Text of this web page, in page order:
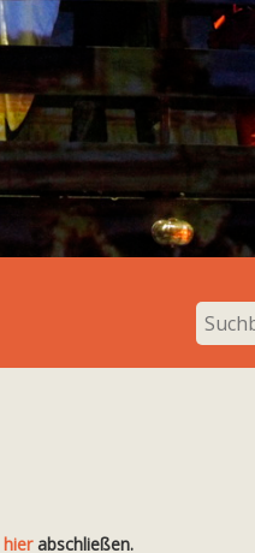
hierabschließen.